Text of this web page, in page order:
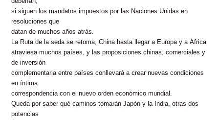
si siguen los mandatos impuestos por las Naciones Unidas en
resoluciones que
datan de muchos años atrás.
La Ruta de la seda se retoma, China hasta llegar a Europa y a África
atraviesa muchos países, y las proposiciones chinas, comerciales y
de inversión
complementaria entre países conllevará a crear nuevas condiciones
en íntima
correspondencia con el nuevo orden económico mundial.
Queda por saber qué caminos tomarán Japón y la India, otras dos
potencias